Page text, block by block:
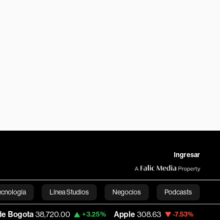
Ingresar
Línea Studios Negocios Podcasts
English
+3.25% Apple 308.63 -7.53% USD COP 3,152.58